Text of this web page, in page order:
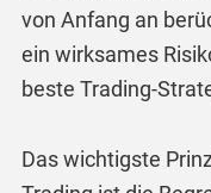
von Anfang an
ein wirksames
beste Trading-
Das wichtigste